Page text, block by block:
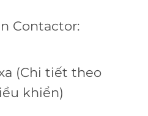
Contactor:
(Chi tiết theo
điều khiển)